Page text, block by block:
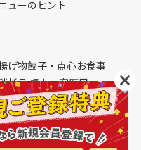
ューのヒント
げ物餃子・点心お食事
耗品 卓上・客席用
ス生鮮品（配送便限定）
て